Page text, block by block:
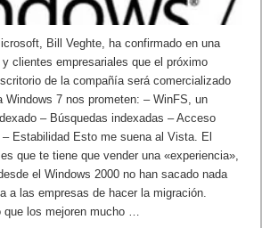
Bill Veghte, ha confirmado en una
clientes empresariales que el próximo
de la compañía será comercializado
Windows 7 nos prometen: – WinFS, un
– Búsquedas indexadas – Acceso
Estabilidad Esto me suena al Vista. El
que te tiene que vender una «experiencia»,
el Windows 2000 no han sacado nada
a las empresas de hacer la migración.
que los mejoren mucho …